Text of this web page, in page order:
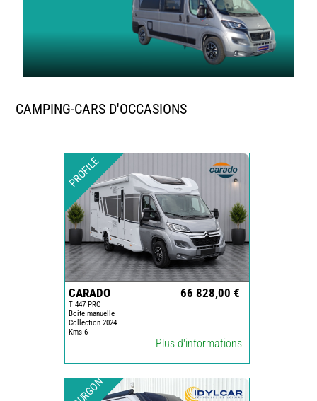
CAMPING-CARS D'OCCASIONS
PROFILE
CARADO
T 447 PRO
Boite manuelle
Collection 2024
Kms 6
66 828,00 €
Plus d'informations